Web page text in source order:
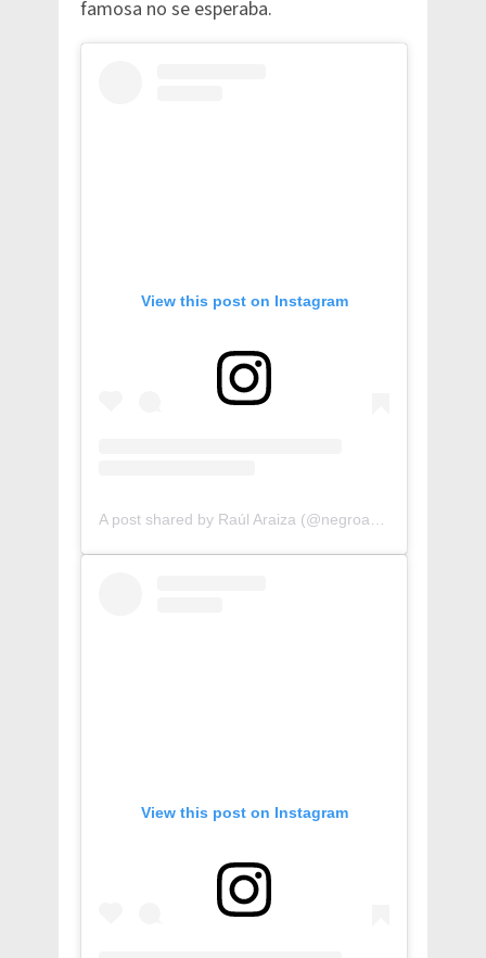
famosa no se esperaba.
View this post on Instagram
A post shared by Raúl Araiza (@negroaraiza)
View this post on Instagram